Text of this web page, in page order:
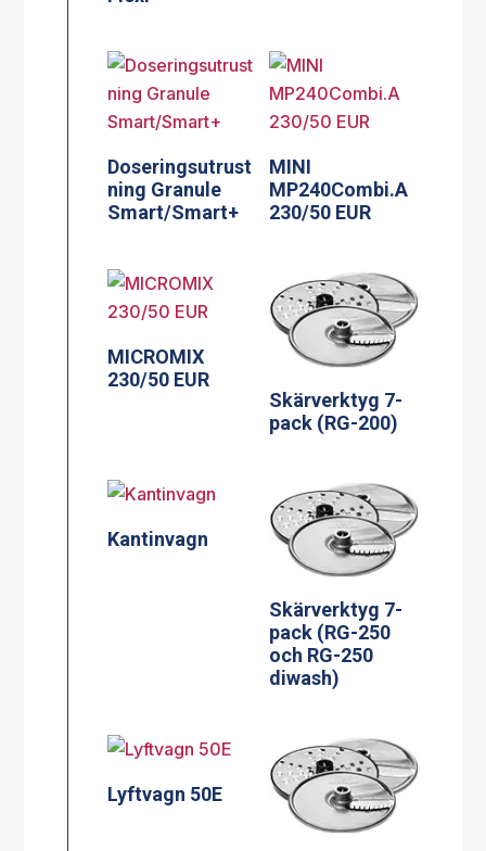
Doseringsutrust
ning Granule
Smart/Smart+
MINI
MP240Combi.A
230/50 EUR
MICROMIX
230/50 EUR
Skärverktyg 7-
pack (RG-200)
Kantinvagn
Skärverktyg 7-
pack (RG-250
och RG-250
diwash)
Lyftvagn 50E